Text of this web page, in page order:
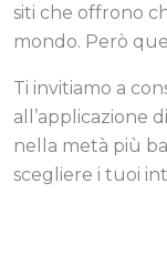
siti che offrono
mondo. Però
Ti invitiamo a
all’applicazione
nella metà più
scegliere i tuoi